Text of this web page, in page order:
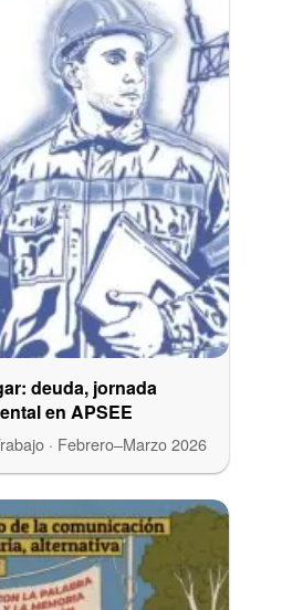
deuda, jornada
en APSEE
· Febrero–Marzo 2026